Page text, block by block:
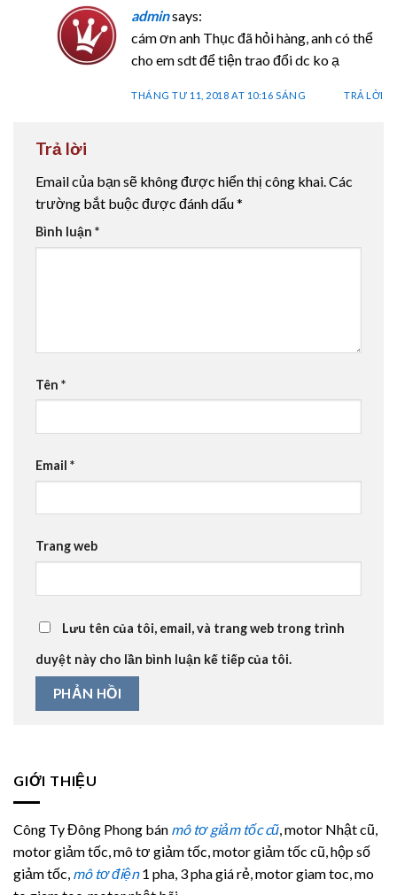
adminsays:
cám ơn anh Thục đã hỏi hàng, anh có thể
cho em sdt để tiện trao đổi dc ko ạ
THÁNG TƯ 11, 2018 AT 10:16 SÁNG TRẢ LỜI
Trả lời
Email của bạn sẽ không được hiển thị công khai.Các
trường bắt buộc được đánh dấu*
Bình luận *
Tên *
Email *
Trang web
Lưu tên của tôi, email, và trang web trong trình
duyệt này cho lần bình luận kế tiếp của tôi.
GIỚI THIỆU
Công Ty Đông Phong bán mô tơ giảm tốc cũ, motor Nhật cũ,
motor giảm tốc, mô tơ giảm tốc, motor giảm tốc cũ, hộp số
giảm tốc, mô tơ điện1 pha, 3 pha giá rẻ, motor giam toc, mo